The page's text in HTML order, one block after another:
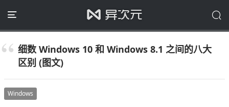
细数 Windows 10 和 Windows 8.1 之间的八大
区别 (图文)
Windows